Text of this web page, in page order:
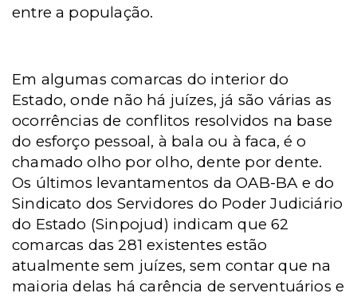
entre a população.
Em algumas comarcas do interior do
Estado, onde não há juízes, já são várias as
ocorrências de conflitos resolvidos na base
do esforço pessoal, à bala ou à faca, é o
chamado olho por olho, dente por dente.
Os últimos levantamentos da OAB-BA e do
Sindicato dos Servidores do Poder Judiciário
do Estado (Sinpojud) indicam que 62
comarcas das 281 existentes estão
atualmente sem juízes, sem contar que na
maioria delas há carência de serventuários e